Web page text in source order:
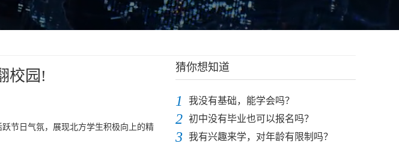
校园!
节日气氛，展现北方学生积极向上的精
猜你想知道
1 我没有基础，能学会吗？
2 初中没有毕业也可以报名吗？
3 我有兴趣来学，对年龄有限制吗？